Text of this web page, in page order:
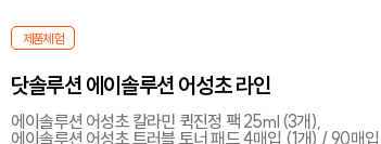
제품체험
닷솔루션 에이솔루션 어성초 라인
에이솔루션 어성초 칼라민 퀵진정 팩 25ml (3개),
에이솔루션 어성초 트러블 토너 패드 4매입 (1개) / 90매입